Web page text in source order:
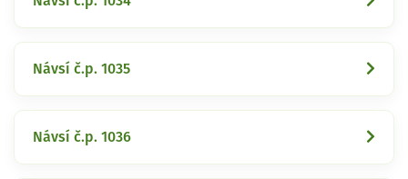
Návsí č.p. 1035
Návsí č.p. 1036